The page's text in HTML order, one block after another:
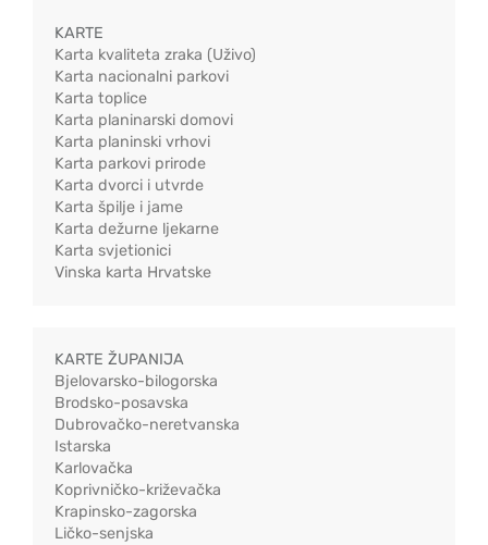
KARTE
Karta kvaliteta zraka (Uživo)
Karta nacionalni parkovi
Karta toplice
Karta planinarski domovi
Karta planinski vrhovi
Karta parkovi prirode
Karta dvorci i utvrde
Karta špilje i jame
Karta dežurne ljekarne
Karta svjetionici
Vinska karta Hrvatske
KARTE ŽUPANIJA
Bjelovarsko-bilogorska
Brodsko-posavska
Dubrovačko-neretvanska
Istarska
Karlovačka
Koprivničko-križevačka
Krapinsko-zagorska
Ličko-senjska